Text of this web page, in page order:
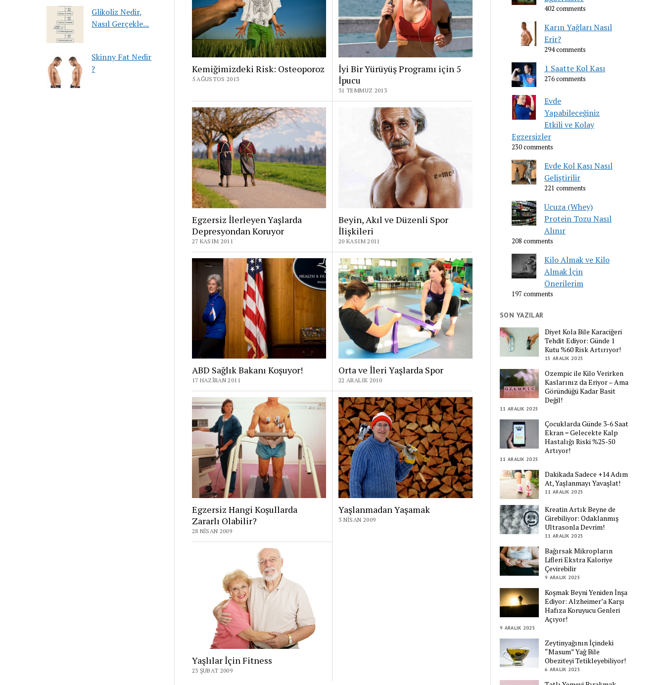
Glikoliz Nedir,
Nasıl Gerçekle...
Skinny Fat Nedir
?
Kemiğimizdeki Risk: Osteoporoz
5 AĞUSTOS 2013
İyi Bir Yürüyüş Programı için 5
İpucu
31 TEMMUZ 2013
Egzersiz İlerleyen Yaşlarda
Depresyondan Koruyor
27 KASIM 2011
Beyin, Akıl ve Düzenli Spor
İlişkileri
20 KASIM 2011
ABD Sağlık Bakanı Koşuyor!
17 HAZIRAN 2011
Orta ve İleri Yaşlarda Spor
22 ARALIK 2010
Egzersiz Hangi Koşullarda
Zararlı Olabilir?
28 NISAN 2009
Yaşlanmadan Yaşamak
3 NISAN 2009
Yaşlılar İçin Fitness
23 ŞUBAT 2009
402 comments
Karın Yağları Nasıl
Erir?
294 comments
1 Saatte Kol Kası
276 comments
Evde
Yapabileceğiniz
Etkili ve Kolay
Egzersizler
230 comments
Evde Kol Kası Nasıl
Geliştirilir
221 comments
Ucuza (Whey)
Protein Tozu Nasıl
Alınır
208 comments
Kilo Almak ve Kilo
Almak İçin
Önerilerim
197 comments
SON YAZILAR
Diyet Kola Bile Karaciğeri
Tehdit Ediyor: Günde 1
Kutu %60 Risk Artırıyor!
15 ARALIK 2025
Ozempic ile Kilo Verirken
Kaslarınız da Eriyor – Ama
Göründüğü Kadar Basit
Değil!
11 ARALIK 2025
Çocuklarda Günde 3-6 Saat
Ekran = Gelecekte Kalp
Hastalığı Riski %25-50
Artıyor!
11 ARALIK 2025
Dakikada Sadece +14 Adım
At, Yaşlanmayı Yavaşlat!
11 ARALIK 2025
Kreatin Artık Beyne de
Girebiliyor: Odaklanmış
Ultrasonla Devrim!
11 ARALIK 2025
Bağırsak Mikropların
Lifleri Ekstra Kaloriye
Çevirebilir
9 ARALIK 2025
Koşmak Beyni Yeniden İnşa
Ediyor: Alzheimer’a Karşı
Hafıza Koruyucu Genleri
Açıyor!
9 ARALIK 2025
Zeytinyağının İçindeki
“Masum” Yağ Bile
Obeziteyi Tetikleyebiliyor!
6 ARALIK 2025